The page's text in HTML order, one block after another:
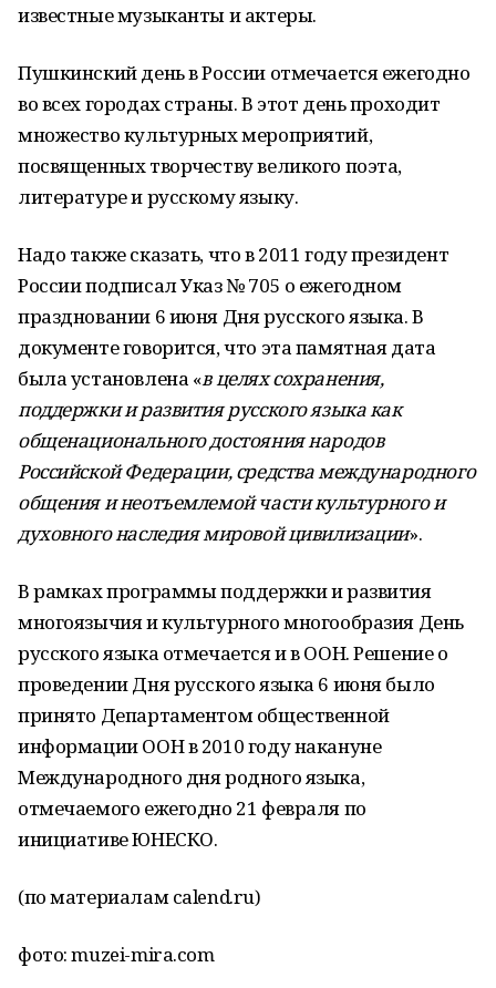
известные музыканты и актеры.
Пушкинский день в России отмечается ежегодно
во всех городах страны. В этот день проходит
множество культурных мероприятий,
посвященных творчеству великого поэта,
литературе и русскому языку.
Надо также сказать, что в 2011 году президент
России подписал Указ № 705 о ежегодном
праздновании 6 июня Дня русского языка. В
документе говорится, что эта памятная дата
была установлена «в целях сохранения,
поддержки и развития русского языка как
общенационального достояния народов
Российской Федерации, средства международного
общения и неотъемлемой части культурного и
духовного наследия мировой цивилизации».
В рамках программы поддержки и развития
многоязычия и культурного многообразия День
русского языка отмечается и в ООН. Решение о
проведении Дня русского языка 6 июня было
принято Департаментом общественной
информации ООН в 2010 году накануне
Международного дня родного языка,
отмечаемого ежегодно 21 февраля по
инициативе ЮНЕСКО.
(по материалам calend.ru)
фото: muzei-mira.com